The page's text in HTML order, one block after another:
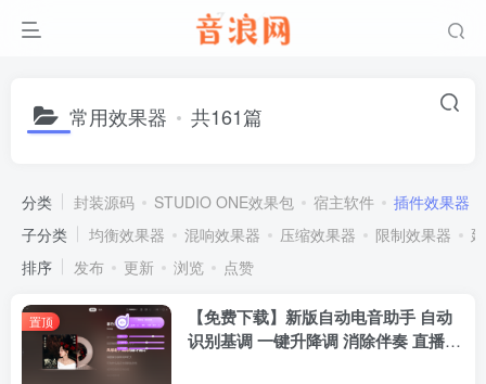
常用效果器 共161篇
分类 封装源码 STUDIO ONE效果包 宿主软件
插件效果器
子分类
均衡效果器 混响效果器 压缩效果器 限制效果器
排序
发布 更新 浏览 点赞
置顶
【免费下载】新版自动电音助手 自动
识别基调 一键升降调 消除伴奏 直播唱